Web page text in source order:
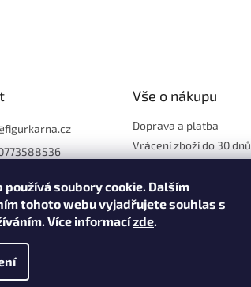
používá soubory cookie. Dalším
tohoto webu vyjadřujete souhlas s
Více informacízde.
figurkarna.cz
Vše o nákupu
Doprava a platba
Vrácení zboží do 30 dnů
Obchodní podmínky
Ochrana osobních údajů